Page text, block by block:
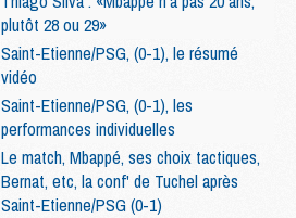
plutôt 28 ou 29»
Saint-Etienne/PSG, (0-1), le résumé
vidéo
Saint-Etienne/PSG, (0-1), les
performances individuelles
Le match, Mbappé, ses choix tactiques,
Bernat, etc, la conf' de Tuchel après
Saint-Etienne/PSG (0-1)